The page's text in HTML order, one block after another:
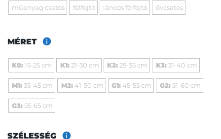
műanyag csatos félfojtó láncos félfojtó övcsatos
MÉRET
K0:15-25 cm K1:21-30 cm K2:25-35 cm K3:31-40 cm
M1:35-45 cm M2:41-50 cm G1: 45-55 cm G2:51-60 cm
G3:55-65 cm
SZÉLESSÉG